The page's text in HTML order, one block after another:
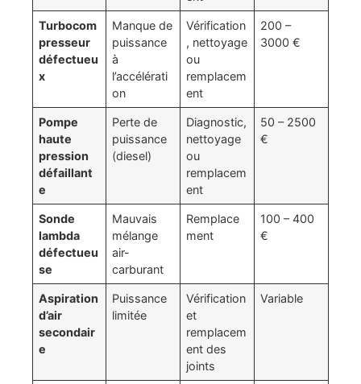
Turbocom
presseur
défectueu
x
Manque de
puissance
à
l’accélérati
on
Vérification
, nettoyage
ou
remplacem
ent
200 –
3000 €
Pompe
haute
pression
défaillant
e
Perte de
puissance
(diesel)
Diagnostic,
nettoyage
ou
remplacem
ent
50 – 2500
€
Sonde
lambda
défectueu
se
Mauvais
mélange
air-
carburant
Remplace
ment
100 – 400
€
Aspiration
d’air
secondair
e
Puissance
limitée
Vérification
et
remplacem
ent des
joints
Variable